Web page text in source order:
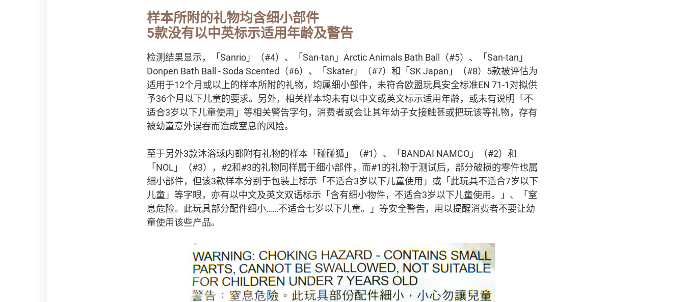
样本所附的礼物均含细小部件
5款没有以中英标示适用年龄及警告
检测结果显示，「Sanrio」（#4）、「San-tan」Arctic Animals Bath Ball（#5）、「San-tan」
Donpen Bath Ball - Soda Scented（#6）、「Skater」（#7）和「SK Japan」（#8）5款被评估为
适用于12个月或以上的样本所附的礼物，均属细小部件，未符合欧盟玩具安全标准EN 71-1对拟供
予36个月以下儿童的要求。另外，相关样本均未有以中文或英文标示适用年龄，或未有说明「不
适合3岁以下儿童使用」等相关警告字句，消费者或会让其年幼子女接触甚或把玩该等礼物，存有
被幼童意外误吞而造成窒息的风险。
至于另外3款沐浴球内都附有礼物的样本「碰碰狐」（#1）、「BANDAI NAMCO」（#2）和
「NOL」（#3），#2和#3的礼物同样属于细小部件，而#1的礼物于测试后，部分破损的零件也属
细小部件，但该3款样本分别于包装上标示「不适合3岁以下儿童使用」或「此玩具不适合7岁以下
儿童」等字眼，亦有以中文及英文双语标示「含有细小物件，不适合3岁以下儿童使用。」、「窒
息危险。此玩具部分配件细小……不适合七岁以下儿童。」等安全警告，用以提醒消费者不要让幼
童使用该些产品。